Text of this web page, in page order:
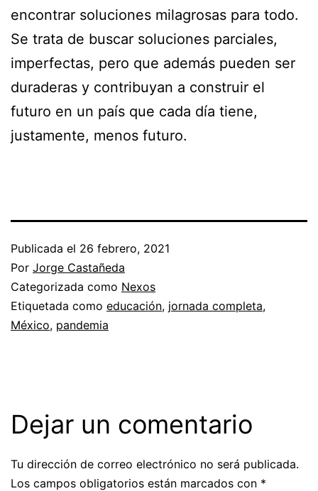
encontrar soluciones milagrosas para todo.
Se trata de buscar soluciones parciales,
imperfectas, pero que además pueden ser
duraderas y contribuyan a construir el
futuro en un país que cada día tiene,
justamente, menos futuro.
Publicada el 26 febrero, 2021
Por Jorge Castañeda
Categorizada como Nexos
Etiquetada como educación, jornada completa,
México, pandemia
Dejar un comentario
Tu dirección de correo electrónico no será publicada.
Los campos obligatorios están marcados con *